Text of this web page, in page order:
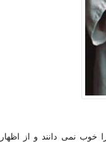
خوب نمی‌ دانند و از اظهار